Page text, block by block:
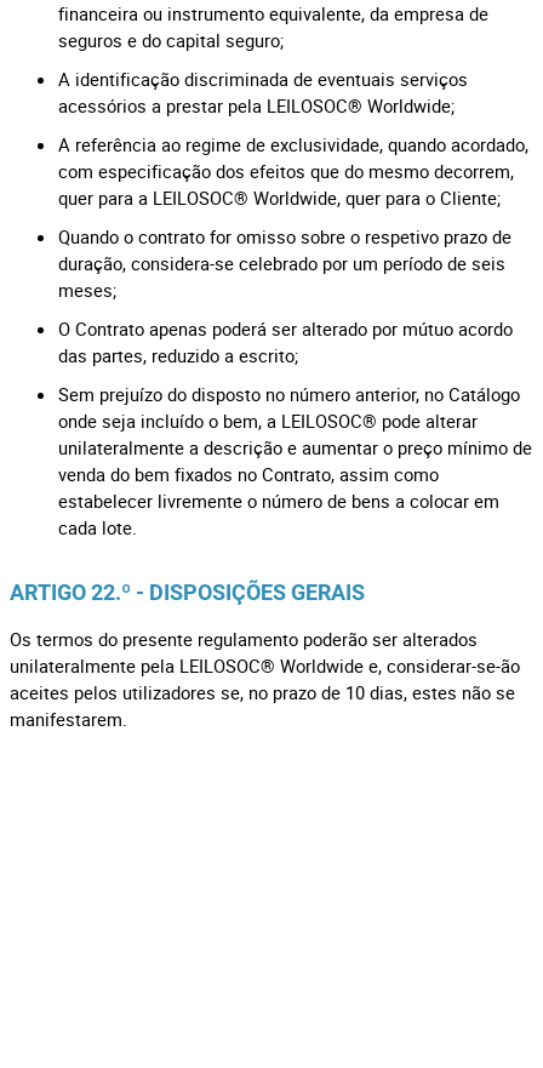
financeira ou instrumento equivalente, da empresa de
seguros e do capital seguro;
A identificação discriminada de eventuais serviços
acessórios a prestar pela LEILOSOC® Worldwide;
A referência ao regime de exclusividade, quando acordado,
com especificação dos efeitos que do mesmo decorrem,
quer para a LEILOSOC® Worldwide, quer para o Cliente;
Quando o contrato for omisso sobre o respetivo prazo de
duração, considera-se celebrado por um período de seis
meses;
O Contrato apenas poderá ser alterado por mútuo acordo
das partes, reduzido a escrito;
Sem prejuízo do disposto no número anterior, no Catálogo
onde seja incluído o bem, a LEILOSOC® pode alterar
unilateralmente a descrição e aumentar o preço mínimo de
venda do bem fixados no Contrato, assim como
estabelecer livremente o número de bens a colocar em
cada lote.
ARTIGO 22.º - DISPOSIÇÕES GERAIS
Os termos do presente regulamento poderão ser alterados
unilateralmente pela LEILOSOC® Worldwide e, considerar-se-ão
aceites pelos utilizadores se, no prazo de 10 dias, estes não se
manifestarem.